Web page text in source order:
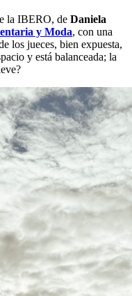
la IBERO, de Daniela
y Moda, con una
los jueces, bien expuesta,
y está balanceada; la